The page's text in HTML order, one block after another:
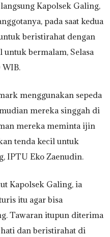
Kapolsek Galing,
pada saat kedua
beristirahat dengan
bermalam, Selasa
WIB.
menggunakan sepeda
mereka singgah di
mereka meminta ijin
tenda kecil untuk
IPTU Eko Zaenudin.
Kapolsek Galing, ia
itu agar bisa
Tawaran itupun diterima
dan beristirahat di